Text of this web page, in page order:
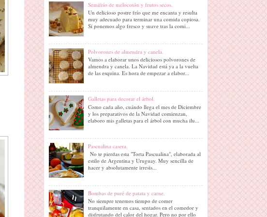
Semifrío de melocotón y frutos secos.
Un delicioso postre frío que me encanta y resulta
muy adecuado para terminar una comida copiosa.
Si ponemos algo fresco y suave tras la comi...
Polvorones de almendra y canela.
Vamos a elaborar unos deliciosos polvorones de
almendra y canela. La Navidad está ya a la vuelta
de las esquina. Es hora de empezar a elabor...
Galletas para decorar el árbol.
Como cada año, cuándo llega el mes de Diciembre
y los preparativos de la Navidad comienzan,
elaboro mis galletas para el árbol con mucha ilu...
Pascualina casera.
No te pierdas esta "Torta Pascualina", elaborada al
estilo de Argentina y Uruguay. Muy sencilla de
hacer y absolutamente irresis...
Bombas de puré de patata y carne.
No siempre tenemos tiempo de comer
tranquilamente en casa, sentados en el comedor y
disfrutando del calor del hogar. Pero no por ello